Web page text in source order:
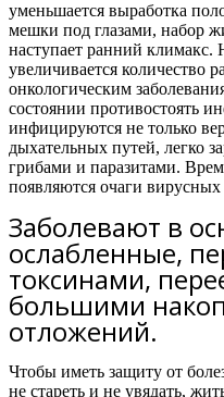
уменьшается выработка
мешки под глазами, набор
наступает ранний
увеличивается количество
онкологическим
состоянии противостоять
инфицируются не только
дыхательных путей, легко
грибами и паразитами.
появляются очаги
Заболевают в
ослабленные,
токсинами,
большими
отложений.
Чтобы иметь защиту от
не стареть и не увядать,